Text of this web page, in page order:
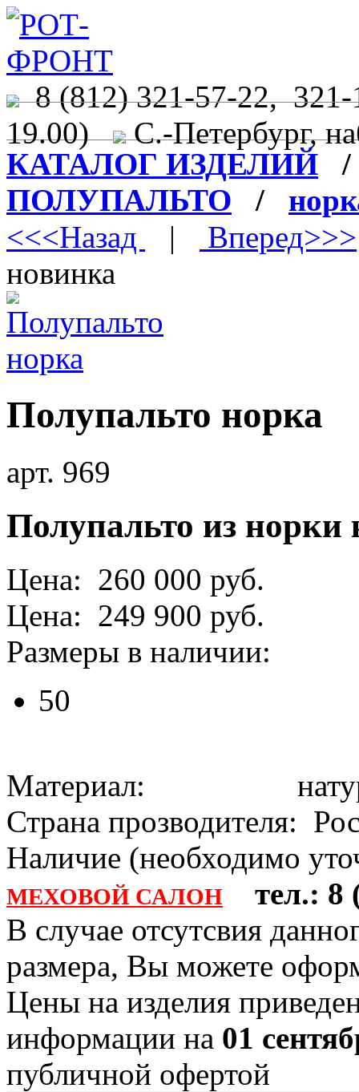
8 (812) 321-57-22,
19.00) С.-Петербург,
КАТАЛОГ ИЗДЕЛИЙ
ПОЛУПАЛЬТО /
<<<Назад
|
Вперед>>>
новинка
Полупальто норка
арт. 969
Полупальто из
Цена: 260 000 руб.
Цена: 249 900 руб.
Размеры в наличии:
50
Материал:
Страна прозводителя:
Наличие (необходимо
МЕХОВОЙ САЛОН
тел.: 8
В случае отсутсвия
размера, Вы можете
Цены на изделия
информации на 01
публичной офертой